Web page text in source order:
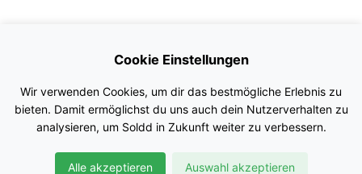
Impressum
Nutzungsbedingungen
Datenschutz
Cookie Einstellungen
Wir verwenden Cookies, um dir das bestmögliche Erlebnis zu
bieten. Damit ermöglichst du uns auch dein Nutzerverhalten zu
analysieren, um Soldd in Zukunft weiter zu verbessern.
Alle akzeptieren Auswahl akzeptieren